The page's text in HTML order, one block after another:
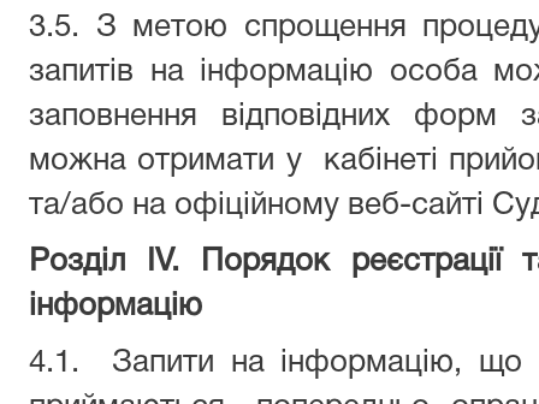
3.5. З метою спрощення
запитів на інформацію особа
заповнення відповідних форм
можна отримати у
кабінеті
та/або на офіційному веб-сайті
Розділ IV. Порядок реєстрації
інформацію
4.1.
Запити на інформацію, що